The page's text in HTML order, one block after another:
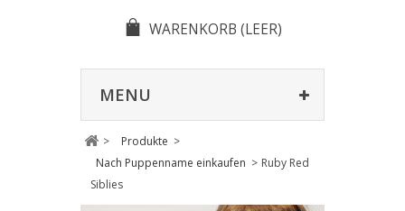
WARENKORB (LEER)
MENU
> Produkte >
Nach Puppenname einkaufen > Ruby Red
Siblies